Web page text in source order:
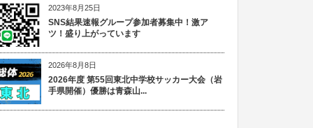
2023年8月25日
SNS結果速報グループ参加者募集中！激ア
ツ！盛り上がっています
2026年8月8日
2026年度 第55回東北中学校サッカー大会（岩
手県開催）優勝は青森山...